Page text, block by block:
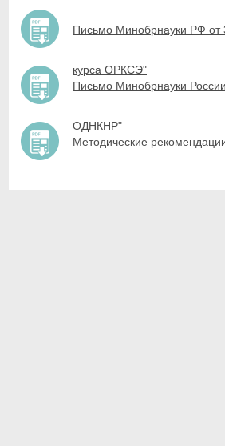
Письмо Минобрнауки РФ
курса ОРКСЭ"
Письмо Минобрнауки
ОДНКНР"
Методические